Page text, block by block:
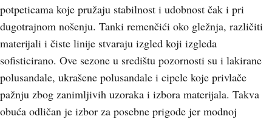
potpeticama koje pružaju stabilnost i udobnost čak i pri
dugotrajnom nošenju. Tanki remenčići oko gležnja, različiti
materijali i čiste linije stvaraju izgled koji izgleda
sofisticirano. Ove sezone u središtu pozornosti su i lakirane
polusandale, ukrašene polusandale i cipele koje privlače
pažnju zbog zanimljivih uzoraka i izbora materijala. Takva
obuća odličan je izbor za posebne prigode jer modnoj